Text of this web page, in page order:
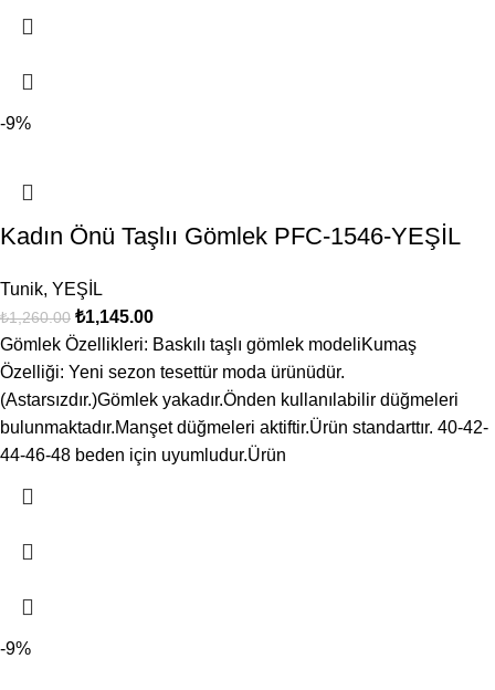
-9%
Kadın Önü Taşlıı Gömlek PFC-1546-YEŞİL
Tunik, YEŞİL
₺1,260.00 ₺1,145.00
Gömlek Özellikleri: Baskılı taşlı gömlek modeliKumaş
Özelliği: Yeni sezon tesettür moda ürünüdür.
(Astarsızdır.)Gömlek yakadır.Önden kullanılabilir düğmeleri
bulunmaktadır.Manşet düğmeleri aktiftir.Ürün standarttır. 40-42-
44-46-48 beden için uyumludur.Ürün
-9%